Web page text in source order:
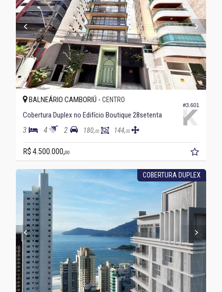
#3.601
BALNEÁRIO CAMBORIÚ - CENTRO
Cobertura Duplex no Edifício Boutique 28setenta
3 4 2 180,00 144,00
R$ 4.500.000,00
COBERTURA DUPLEX